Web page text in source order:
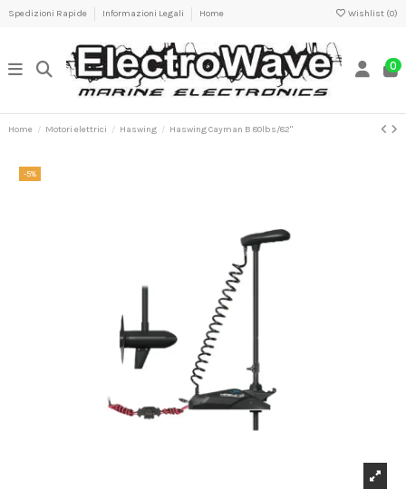
Spedizioni Rapide Informazioni Legali Home Wishlist (0)
0
Home Motori elettrici Haswing Haswing Cayman B 80lbs/82"
-5%